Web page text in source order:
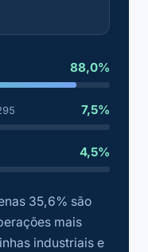
88,0%
7,5%
4,5%
35,6% são
mais
industriais e